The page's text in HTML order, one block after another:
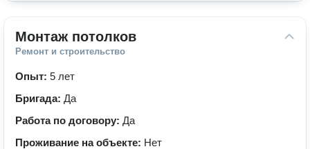
Монтаж потолков
Ремонт и строительство
Опыт: 5 лет
Бригада: Да
Работа по договору: Да
Проживание на объекте: Нет